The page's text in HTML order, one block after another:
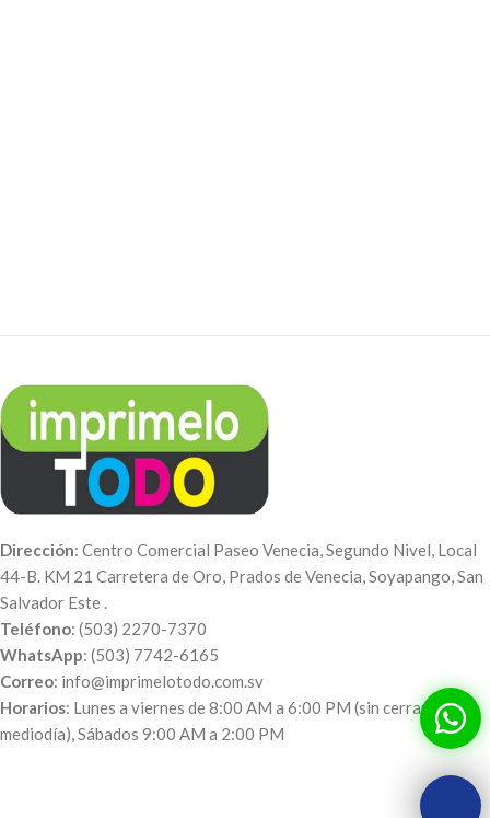
Dirección: Centro Comercial Paseo Venecia, Segundo Nivel, Local
44-B. KM 21 Carretera de Oro, Prados de Venecia, Soyapango, San
Salvador Este .
Teléfono: (503) 2270-7370
WhatsApp: (503) 7742-6165
Correo: info@imprimelotodo.com.sv
Horarios: Lunes a viernes de 8:00 AM a 6:00 PM (sin cerrar al
mediodía), Sábados 9:00 AM a 2:00 PM